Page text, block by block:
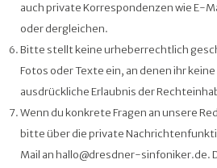
auch private Korrespondenzen wie E-
oder dergleichen.
Bitte stellt keine urheberrechtlich
Fotos oder Texte ein, an denen ihr
ausdrückliche Erlaubnis der
Wenn du konkrete Fragen an unsere
bitte über die private
Mail an hallo@dresdner-sinfoniker.de.